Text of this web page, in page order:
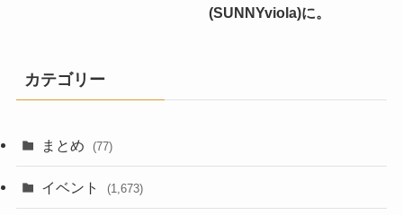
(SUNNYviola)に。
カテゴリー
まとめ (77)
イベント (1,673)